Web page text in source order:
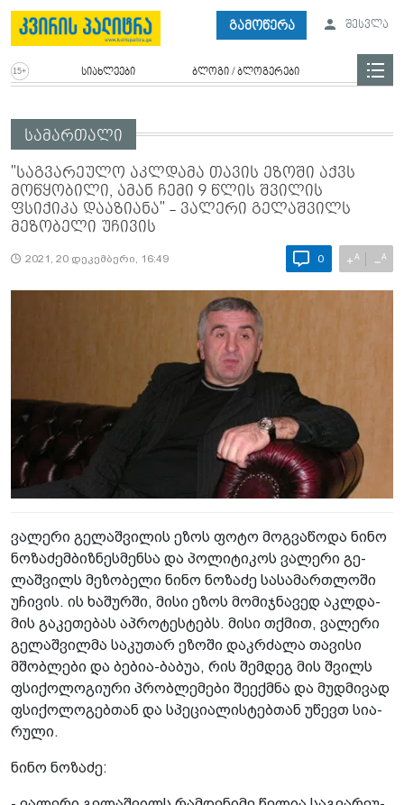
გამოწერა შესვლა
სიახლეები ბლოგი / ბლოგერები
სამართალი
"საგვარეულო აკლდამა თავის ეზოში აქვს
მოწყობილი, ამან ჩემი 9 წლის შვილის
ფსიქიკა დააზიანა" - ვალერი გელაშვილს
მეზობელი უჩივის
2021, 20 დეკემბერი, 16:49 0 +A −A
ვა­ლე­რი გე­ლაშ­ვი­ლის ეზოს ფოტო მოგ­ვა­წო­და ნინო
ნო­ზა­ძემბიზ­ნეს­მენ­სა და პო­ლი­ტი­კოს ვა­ლე­რი გე­
ლაშ­ვილს მე­ზო­ბე­ლი ნინო ნო­ზა­ძე სა­სა­მარ­თლო­ში
უჩი­ვის. ის ხა­შურ­ში, მისი ეზოს მო­მიჯ­ნა­ვედ აკ­ლდა­
მის გა­კე­თე­ბას აპ­რო­ტეს­ტებს. მისი თქმით, ვა­ლე­რი
გე­ლაშ­ვილ­მა სა­კუ­თარ ეზო­ში დაკ­რძა­ლა თა­ვი­სი
მშობ­ლე­ბი და ბე­ბია-ბა­ბუა, რის შემ­დეგ მის შვილს
ფსი­ქო­ლო­გი­უ­რი პრობ­ლე­მე­ბი შე­ექ­მნა და მუდ­მი­ვად
ფსი­ქო­ლო­გებ­თან და სპე­ცი­ა­ლის­ტებ­თან უწევთ სი­ა­
რუ­ლი.
ნინო ნო­ზა­ძე: